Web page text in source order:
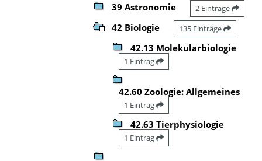
39 Astronomie 2 Einträge
42 Biologie 135 Einträge
42.13 Molekularbiologie
1 Eintrag
42.60 Zoologie: Allgemeines
1 Eintrag
42.63 Tierphysiologie
1 Eintrag